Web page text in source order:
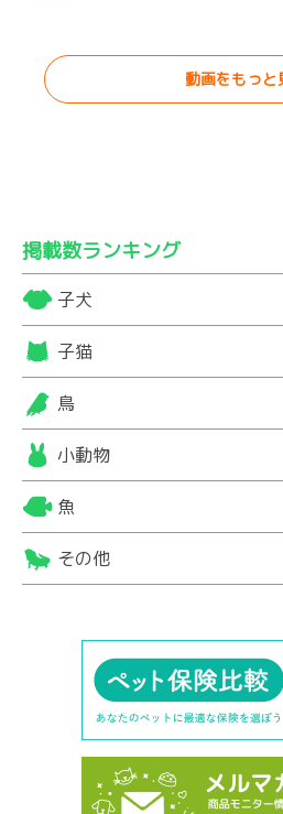
動画をもっと
掲載数ランキング
子犬
子猫
鳥
小動物
魚
その他